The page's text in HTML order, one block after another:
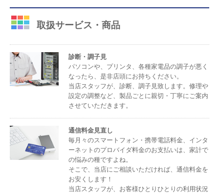
取扱サービス・商品
診断・調子見
パソコンや、プリンタ、各種家電品の調子が悪く
なったら、是非店頭にお持ちください。
当店スタッフが、診断、調子見致します。修理や
設定の調整など、製品ごとに親切・丁寧にご案内
させていただきます。
通信料金見直し
毎月々のスマートフォン・携帯電話料金、インタ
ーネットのプロバイダ料金のお支払いは、家計で
の悩みの種ですよね。
そこで、当店にご相談いただければ、通信料金を
お安くします！
当店スタッフが、お客様ひとりひとりの利用状況